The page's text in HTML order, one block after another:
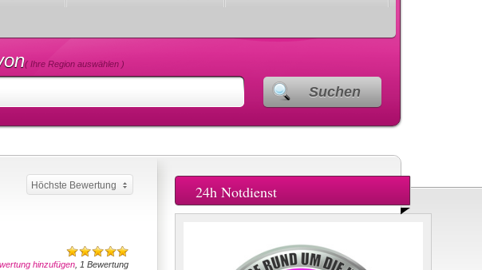
( Ihre Region auswählen )
Suchen
Höchste Bewertung
hinzufügen , 1 Bewertung
24h Notdienst